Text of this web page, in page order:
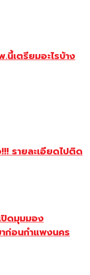
นี้เตรียมอะไรบ้าง
รายละเอียดไปติด
ปิดมุมมอง
ก่อนกำแพงนคร